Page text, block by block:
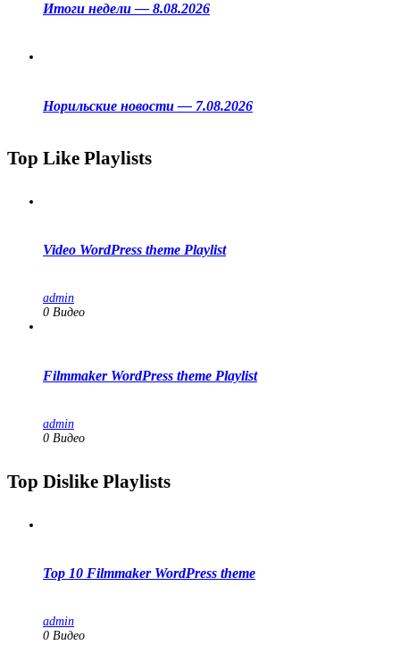
Итоги недели — 8.08.2026
Норильские новости — 7.08.2026
Top Like Playlists
Video WordPress theme Playlist
admin
0 Видео
Filmmaker WordPress theme Playlist
admin
0 Видео
Top Dislike Playlists
Top 10 Filmmaker WordPress theme
admin
0 Видео